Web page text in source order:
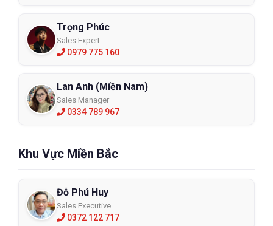
Trọng Phúc
Sales Expert
0979 775 160
Lan Anh (Miền Nam)
Sales Manager
0334 789 967
Khu Vực Miền Bắc
Đỗ Phú Huy
Sales Executive
0372 122 717